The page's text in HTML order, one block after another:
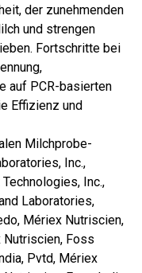
der zunehmenden
und strengen
Fortschritte bei
auf PCR-basierten
Effizienz und
Milchprobe-
Inc.,
Inc.,
Laboratories,
Mériex Nutriscien,
Foss
Pvtd, Mériex